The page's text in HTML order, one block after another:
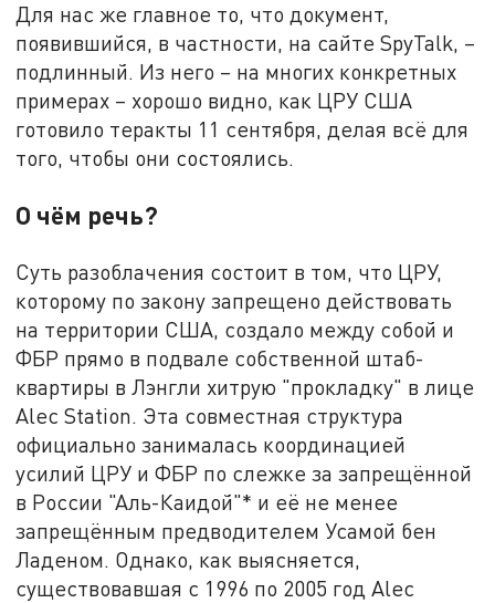
Для нас же главное то, что документ,
появившийся, в частности, на сайте SpyTalk, –
подлинный. Из него – на многих конкретных
примерах – хорошо видно, как ЦРУ США
готовило теракты 11 сентября, делая всё для
того, чтобы они состоялись.
О чём речь?
Суть разоблачения состоит в том, что ЦРУ,
которому по закону запрещено действовать
на территории США, создало между собой и
ФБР прямо в подвале собственной штаб-
квартиры в Лэнгли хитрую "прокладку" в лице
Alec Station. Эта совместная структура
официально занималась координацией
усилий ЦРУ и ФБР по слежке за запрещённой
в России "Аль-Каидой"* и её не менее
запрещённым предводителем Усамой бен
Ладеном. Однако, как выясняется,
существовавшая с 1996 по 2005 год Alec